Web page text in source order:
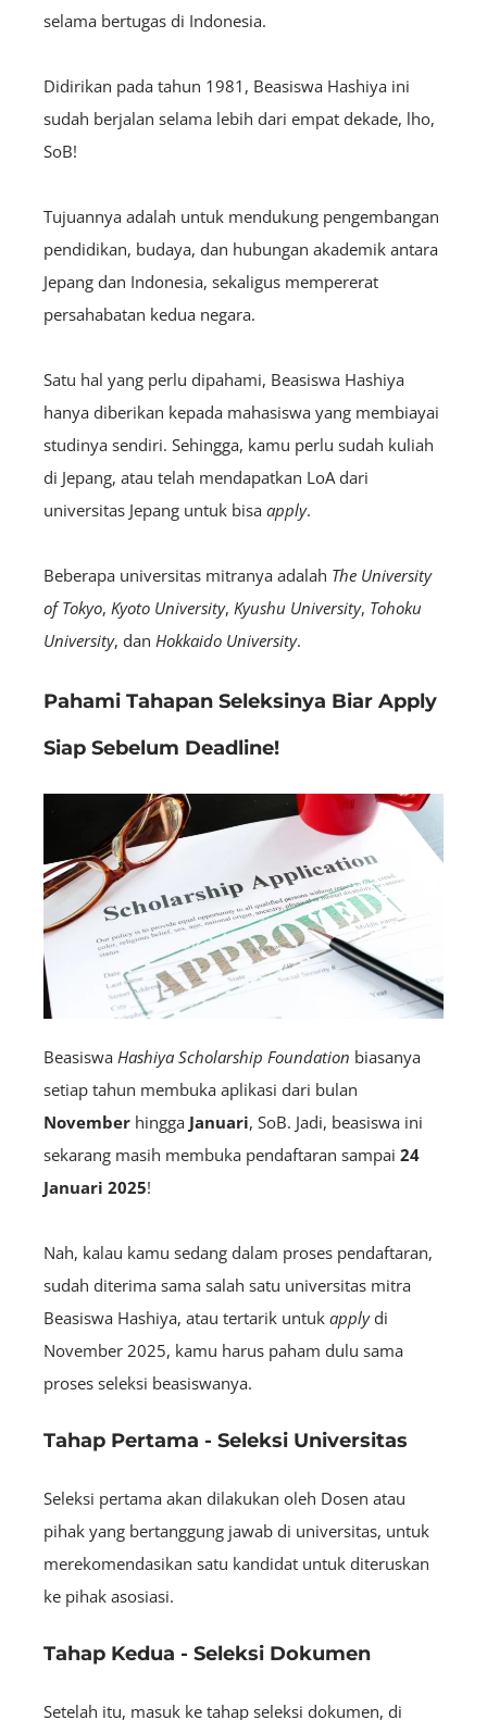
selama bertugas di Indonesia.
Didirikan pada tahun 1981, Beasiswa Hashiya ini
sudah berjalan selama lebih dari empat dekade, lho,
SoB!
Tujuannya adalah untuk mendukung pengembangan
pendidikan, budaya, dan hubungan akademik antara
Jepang dan Indonesia, sekaligus mempererat
persahabatan kedua negara.
Satu hal yang perlu dipahami, Beasiswa Hashiya
hanya diberikan kepada mahasiswa yang membiayai
studinya sendiri. Sehingga, kamu perlu sudah kuliah
di Jepang, atau telah mendapatkan LoA dari
universitas Jepang untuk bisa apply.
Beberapa universitas mitranya adalah The University
of Tokyo, Kyoto University, Kyushu University, Tohoku
University, dan Hokkaido University.
Pahami Tahapan Seleksinya Biar Apply
Siap Sebelum Deadline!
Beasiswa Hashiya Scholarship Foundation biasanya
setiap tahun membuka aplikasi dari bulan
November hingga Januari, SoB. Jadi, beasiswa ini
sekarang masih membuka pendaftaran sampai 24
Januari 2025!
Nah, kalau kamu sedang dalam proses pendaftaran,
sudah diterima sama salah satu universitas mitra
Beasiswa Hashiya, atau tertarik untuk applydi
November 2025, kamu harus paham dulu sama
proses seleksi beasiswanya.
Tahap Pertama - Seleksi Universitas
Seleksi pertama akan dilakukan oleh Dosen atau
pihak yang bertanggung jawab di universitas, untuk
merekomendasikan satu kandidat untuk diteruskan
ke pihak asosiasi.
Tahap Kedua - Seleksi Dokumen
Setelah itu, masuk ke tahap seleksi dokumen, di